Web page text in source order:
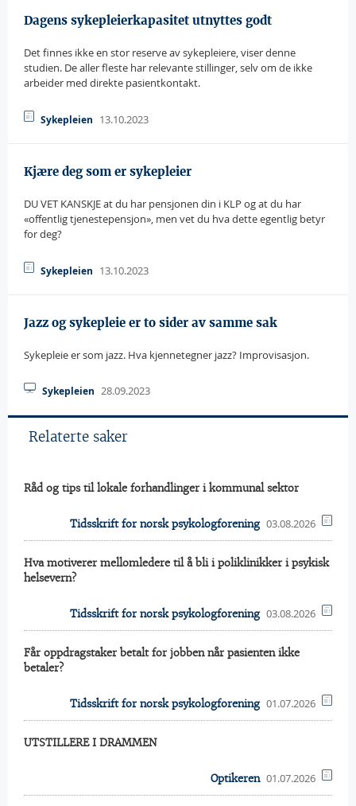
Dagens sykepleierkapasitet utnyttes godt
Det finnes ikke en stor reserve av sykepleiere, viser denne
studien. De aller fleste har relevante stillinger, selv om de ikke
arbeider med direkte pasientkontakt.
Sykepleien 13.10.2023
Kjære deg som er sykepleier
DU VET KANSKJE at du har pensjonen din i KLP og at du har
«offentlig tjenestepensjon», men vet du hva dette egentlig betyr
for deg?
Sykepleien 13.10.2023
Jazz og sykepleie er to sider av samme sak
Sykepleie er som jazz. Hva kjennetegner jazz? Improvisasjon.
Sykepleien 28.09.2023
Relaterte saker
Råd og tips til lokale forhandlinger i kommunal sektor
Tidsskrift for norsk psykologforening 03.08.2026
Hva motiverer mellomledere til å bli i poliklinikker i psykisk
helsevern?
Tidsskrift for norsk psykologforening 03.08.2026
Får oppdragstaker betalt for jobben når pasienten ikke
betaler?
Tidsskrift for norsk psykologforening 01.07.2026
UTSTILLERE I DRAMMEN
Optikeren 01.07.2026